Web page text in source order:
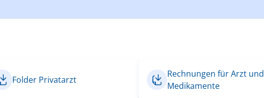
Folder Privatarzt
Rechnungen für Arzt und
Medikamente